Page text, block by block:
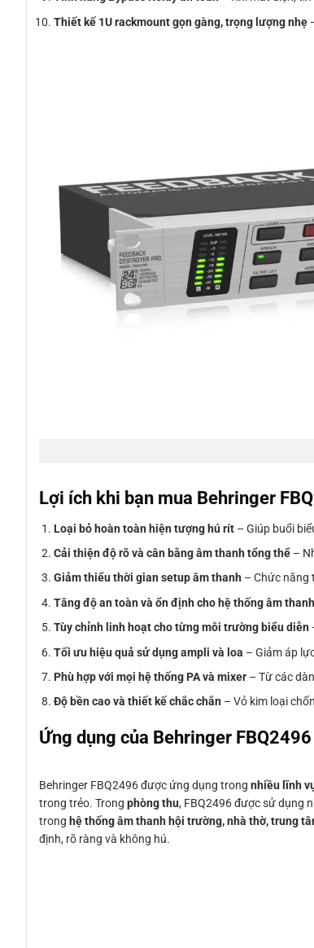
Thiết kế 1U rackmount gọn gàng, trọng lượng nhẹ
Lợi ích khi bạn mua Behringer
Loại bỏ hoàn toàn hiện tượng hú rít – Giúp buổi
Cải thiện độ rõ và cân bằng âm thanh tổng thể –
Giảm thiểu thời gian setup âm thanh – Chức năng
Tăng độ an toàn và ổn định cho hệ thống âm thanh
Tùy chỉnh linh hoạt cho từng môi trường biểu diễn
Tối ưu hiệu quả sử dụng ampli và loa – Giảm áp
Phù hợp với mọi hệ thống PA và mixer – Từ các
Độ bền cao và thiết kế chắc chắn – Vỏ kim loại
Ứng dụng của Behringer FBQ2496
Behringer FBQ2496 được ứng dụng trong nhiều lĩnh
trong trẻo. Trong phòng thu, FBQ2496 được sử dụng
trong hệ thống âm thanh hội trường, nhà thờ, trung
định, rõ ràng và không hú.